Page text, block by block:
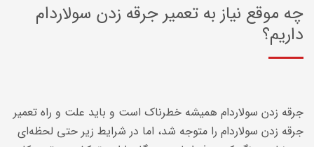
چه موقع نیاز به تعمیر جرقه زدن سولاردام
داریم؟
جرقه زدن سولاردام همیشه خطرناک است و باید علت و راه تعمیر
جرقه زدن سولاردام را متوجه شد، اما در شرایط زیر حتی لحظه‌ای